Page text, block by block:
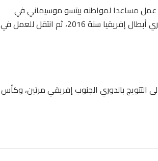
ولج عالم التدريب وهو في الـ27 من عمره، حين عمل مساعدا لمواطنه بيتسو موسيماني في
تدريب ماميلودي صن داونز سنة 2014، وكان ضمن طاقم الفريق المتوج بدوري أبطال إفريقيا سنة 2016، ثم انتقل للعمل في
إلى التتويج بالدوري الجنوب إفريقي مرتين، وكأس